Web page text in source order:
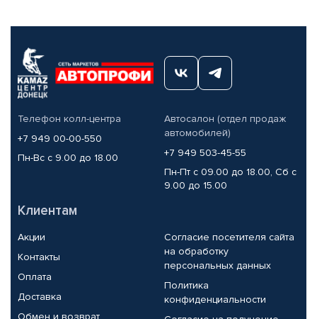
Телефон колл-центра
+7 949 00-00-550
Пн-Вс с 9.00 до 18.00
Автосалон (отдел продаж
автомобилей)
+7 949 503-45-55
Пн-Пт с 09.00 до 18.00, Сб с
9.00 до 15.00
Клиентам
Акции
Контакты
Оплата
Доставка
Обмен и возврат
Согласие посетителя сайта
на обработку
персональных данных
Политика
конфиденциальности